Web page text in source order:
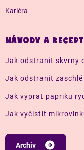
Kariéra
NÁVODY A
Jak odstranit skvrny
Jak odstranit zaschlé
Jak vyprat papriku
Jak vyčistit
Archiv